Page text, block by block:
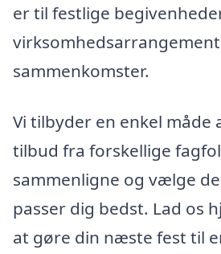
er til festlige
sammenkomster.
Vi tilbyder en enkel måde
tilbud fra forskellige
sammenligne og vælge
passer dig bedst. Lad os
at gøre din næste fest til